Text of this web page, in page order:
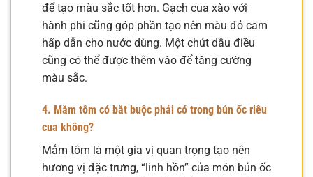
để tạo màu sắc tốt hơn. Gạch cua xào với
hành phi cũng góp phần tạo nên màu đỏ cam
hấp dẫn cho nước dùng. Một chút dầu điều
cũng có thể được thêm vào để tăng cường
màu sắc.
4. Mắm tôm có bắt buộc phải có trong bún ốc riêu
cua không?
Mắm tôm là một gia vị quan trọng tạo nên
hương vị đặc trưng, “linh hồn” của món bún ốc